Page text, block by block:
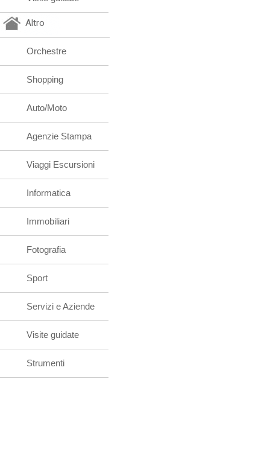
Altro
Orchestre
Shopping
Auto/Moto
Agenzie Stampa
Viaggi Escursioni
Informatica
Immobiliari
Fotografia
Sport
Servizi e Aziende
Visite guidate
Strumenti